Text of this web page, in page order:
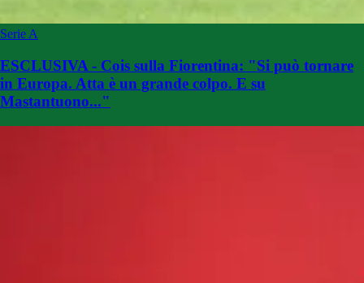
Serie A
ESCLUSIVA - Cois sulla Fiorentina: "Si può tornare
in Europa. Atta è un grande colpo. E su
Mastantuono..."